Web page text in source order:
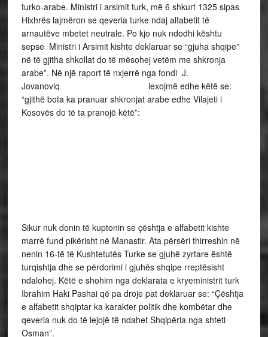
turko-arabe. Ministri i arsimit turk, më 6 shkurt 1325 sipas
Hixhrës lajmëron se qeveria turke ndaj alfabetit të
arnautëve mbetet neutrale. Po kjo nuk ndodhi kështu
sepse Ministri i Arsimit kishte deklaruar se “gjuha shqipe”
në të gjitha shkollat do të mësohej vetëm me shkronja
arabe”. Në një raport të nxjerrë nga fondi J.
Jovanoviq lexojmë edhe këtë se:
“gjithë bota ka pranuar shkronjat arabe edhe Vilajeti i
Kosovës do të ta pranojë këtë”:
Sikur nuk donin të kuptonin se çështja e alfabetit kishte
marrë fund pikërisht në Manastir. Ata përsëri thirreshin në
nenin 16-të të Kushtetutës Turke se gjuhë zyrtare është
turqishtja dhe se përdorimi i gjuhës shqipe rreptësisht
ndalohej. Këtë e shohim nga deklarata e kryeministrit turk
Ibrahim Haki Pashai që pa droje pat deklaruar se: “Çështja
e alfabetit shqiptar ka karakter politik dhe kombëtar dhe
qeveria nuk do të lejojë të ndahet Shqipëria nga shteti
Osman”.